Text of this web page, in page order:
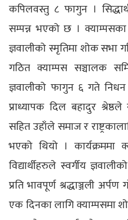
कपिलवस्तु ८ फागुन ।
सम्पन्न भएको छ ।
ज्ञवालीको स्मृतिमा शोक सभा
गठित क्याम्पस सञ्चालक
ज्ञवालीको फागुन ६ गते
प्राध्यापक दिल बहादुर श्रेष्ठले
सहित उहाँले समाज र
भएको थियो । कार्यक्रममा
विद्यार्थीहरुले स्वर्गीय
प्रति भावपूर्ण श्रद्धाञ्जली
एक दिनका लागि क्याम्पसमा